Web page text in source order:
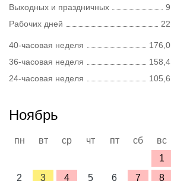
Выходных и праздничных
9
Рабочих дней
22
40-часовая неделя
176,0
36-часовая неделя
158,4
24-часовая неделя
105,6
Ноябрь
пн вт ср чт пт сб
вс
1
2
3 4 5 6 7 8